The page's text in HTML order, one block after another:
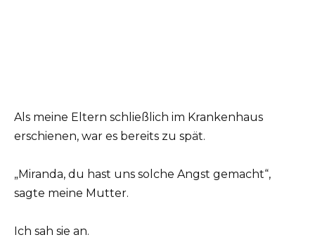
Als meine Eltern schließlich im Krankenhaus
erschienen, war es bereits zu spät.
„Miranda, du hast uns solche Angst gemacht“,
sagte meine Mutter.
Ich sah sie an.